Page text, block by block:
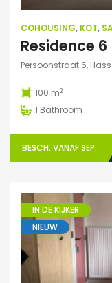
COHOUSING, KOT,
Persoonstraat 6,
100 m2
1 Bathroom
BESCH. VANAF SEP.
IN DE KIJKER
NIEUW